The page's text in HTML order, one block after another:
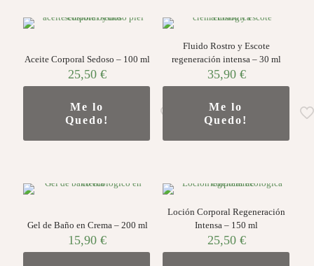
Aceite Corporal Sedoso – 100 ml
25,50€
Me lo
Quedo!
Fluido Rostro y Escote
regeneración intensa – 30 ml
35,90 €
Me lo
Quedo!
Gel de Baño en Crema – 200 ml
15,90€
Loción Corporal Regeneración
Intensa – 150 ml
25,50 €